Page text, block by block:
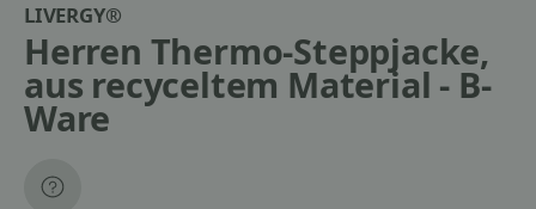
LIVERGY®
Herren Thermo-Steppjacke,
aus recyceltem Material - B-
Ware